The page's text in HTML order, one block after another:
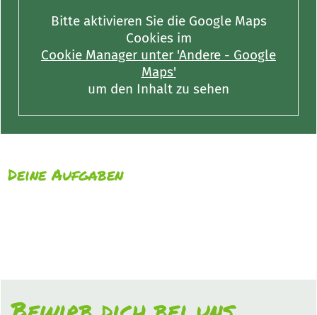
Bitte aktivieren Sie die Google Maps
Cookies im
Cookie Manager unter 'Andere - Google
Maps'
um den Inhalt zu sehen
Deine Aufgaben